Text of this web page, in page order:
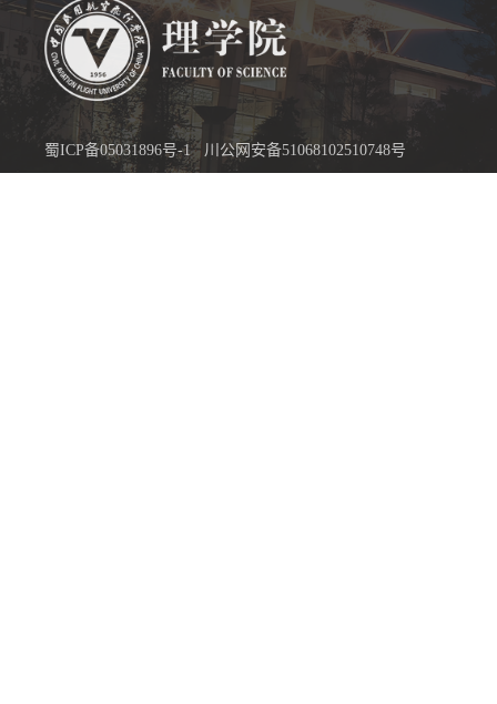
蜀ICP备05031896号-1 川公网安备51068102510748号